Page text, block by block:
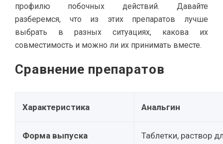
профилю побочных действий. Давайте
разберемся, что из этих препаратов лучше
выбрать в разных ситуациях, какова их
совместимость и можно ли их принимать вместе.
Сравнение препаратов
Характеристика Анальгин
Форма выпуска
Таблетки, раствор